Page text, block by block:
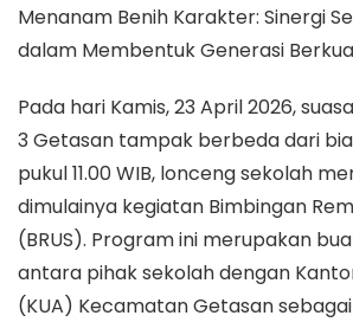
Menanam Benih Karakter: Sinergi
dalam Membentuk Generasi
Pada hari Kamis, 23 April 2026,
3 Getasan tampak berbeda dari
pukul 11.00 WIB, lonceng sekolah
dimulainya kegiatan Bimbingan
(BRUS). Program ini merupakan
antara pihak sekolah dengan
(KUA) Kecamatan Getasan